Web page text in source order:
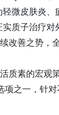
微皮肤炎、
实质子治疗对
改善之势，
质素的宏观
项之一，针对